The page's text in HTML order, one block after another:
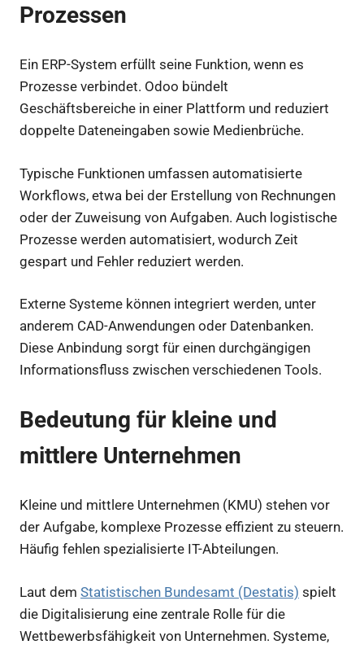
Prozessen
Ein ERP-System erfüllt seine Funktion, wenn es
Prozesse verbindet. Odoo bündelt
Geschäftsbereiche in einer Plattform und reduziert
doppelte Dateneingaben sowie Medienbrüche.
Typische Funktionen umfassen automatisierte
Workflows, etwa bei der Erstellung von Rechnungen
oder der Zuweisung von Aufgaben. Auch logistische
Prozesse werden automatisiert, wodurch Zeit
gespart und Fehler reduziert werden.
Externe Systeme können integriert werden, unter
anderem CAD-Anwendungen oder Datenbanken.
Diese Anbindung sorgt für einen durchgängigen
Informationsfluss zwischen verschiedenen Tools.
Bedeutung für kleine und
mittlere Unternehmen
Kleine und mittlere Unternehmen (KMU) stehen vor
der Aufgabe, komplexe Prozesse effizient zu steuern.
Häufig fehlen spezialisierte IT-Abteilungen.
Laut dem Statistischen Bundesamt (Destatis) spielt
die Digitalisierung eine zentrale Rolle für die
Wettbewerbsfähigkeit von Unternehmen. Systeme,